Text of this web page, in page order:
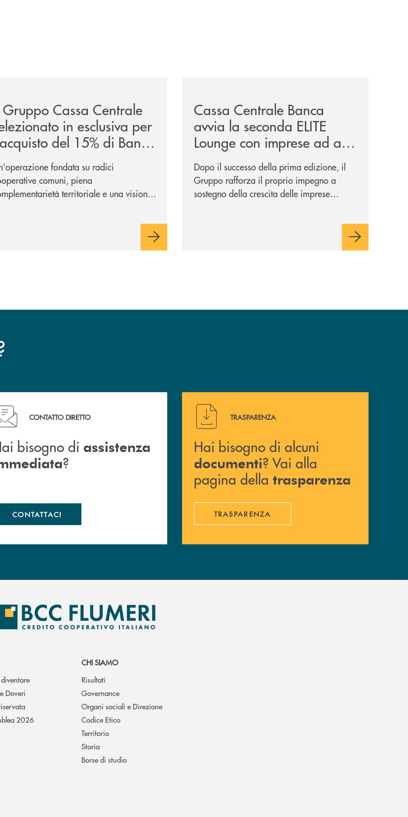
Gruppo Cassa Centrale
in esclusiva per
del 15% di Banca
Cambiano 1884fondata su radici
comuni, piena
territoriale e una visione
Cassa Centrale Banca
avvia la seconda ELITE
Lounge con imprese ad alto
potenziale
Dopo il successo della prima edizione, il
Gruppo rafforza il proprio impegno a
sostegno della crescita delle imprese
bisogno di assistenza immediata ?
CONTATTO DIRETTO
bisogno di assistenza
?
CONTATTACI
Hai bisogno di alcuni documenti ? Vai alla pagina della
TRASPARENZA
Hai bisogno di alcuni
documenti? Vai alla
pagina della trasparenza
TRASPARENZA
Doveri
2026
CHI SIAMO
Risultati
Governance
Organi sociali e Direzione
Codice Etico
Territorio
Storia
Borse di studio